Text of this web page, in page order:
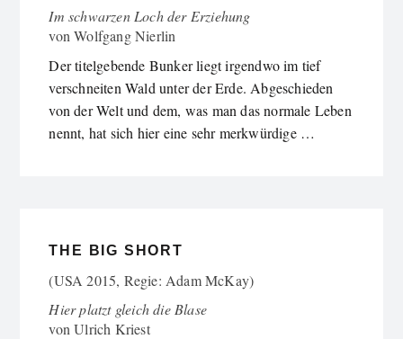
Im schwarzen Loch der Erziehung
vonWolfgang Nierlin
Der titelgebende Bunker liegt irgendwo im tief
verschneiten Wald unter der Erde. Abgeschieden
von der Welt und dem, was man das normale Leben
nennt, hat sich hier eine sehr merkwürdige …
THE BIG SHORT
(USA 2015, Regie: Adam McKay)
Hier platzt gleich die Blase
vonUlrich Kriest